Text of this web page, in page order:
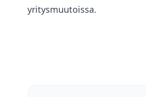
yritysmuutoissa.